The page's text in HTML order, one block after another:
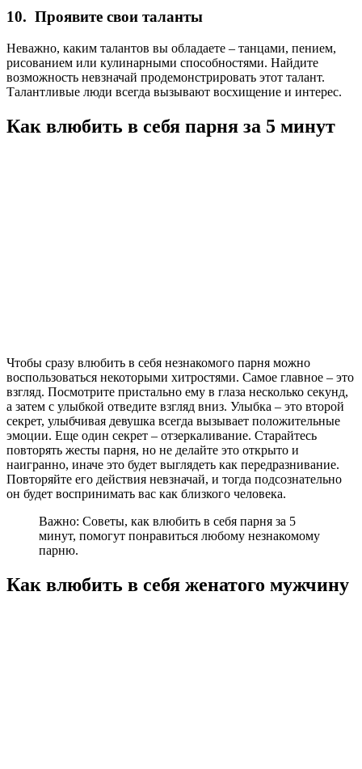
10. Проявите свои таланты
Неважно, каким талантов вы обладаете – танцами, пением,
рисованием или кулинарными способностями. Найдите
возможность невзначай продемонстрировать этот талант.
Талантливые люди всегда вызывают восхищение и интерес.
Как влюбить в себя парня за 5 минут
Чтобы сразу влюбить в себя незнакомого парня можно
воспользоваться некоторыми хитростями. Самое главное – это
взгляд. Посмотрите пристально ему в глаза несколько секунд,
а затем с улыбкой отведите взгляд вниз. Улыбка – это второй
секрет, улыбчивая девушка всегда вызывает положительные
эмоции. Еще один секрет – отзеркаливание. Старайтесь
повторять жесты парня, но не делайте это открыто и
наигранно, иначе это будет выглядеть как передразнивание.
Повторяйте его действия невзначай, и тогда подсознательно
он будет воспринимать вас как близкого человека.
Важно: Советы, как влюбить в себя парня за 5
минут, помогут понравиться любому незнакомому
парню.
Как влюбить в себя женатого мужчину